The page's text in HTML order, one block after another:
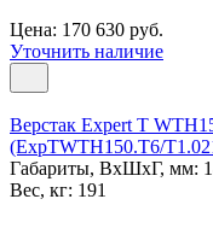
Цена: 170 630 руб.
Уточнить наличие
Верстак Expert T
(ExpTWTH150.T6/
Габариты, ВxШxГ, мм:
Вес, кг: 191